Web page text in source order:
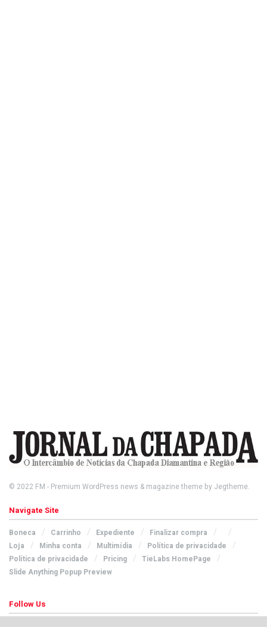
© 2022 FM - Premium WordPress news & magazine theme by Jegtheme.
Navigate Site
Boneca Carrinho Expediente
Finalizar compra
Loja
Minha conta Multimídia
Política de privacidade
Política de privacidade
Pricing
TieLabs HomePage
Slide Anything Popup Preview
Follow Us